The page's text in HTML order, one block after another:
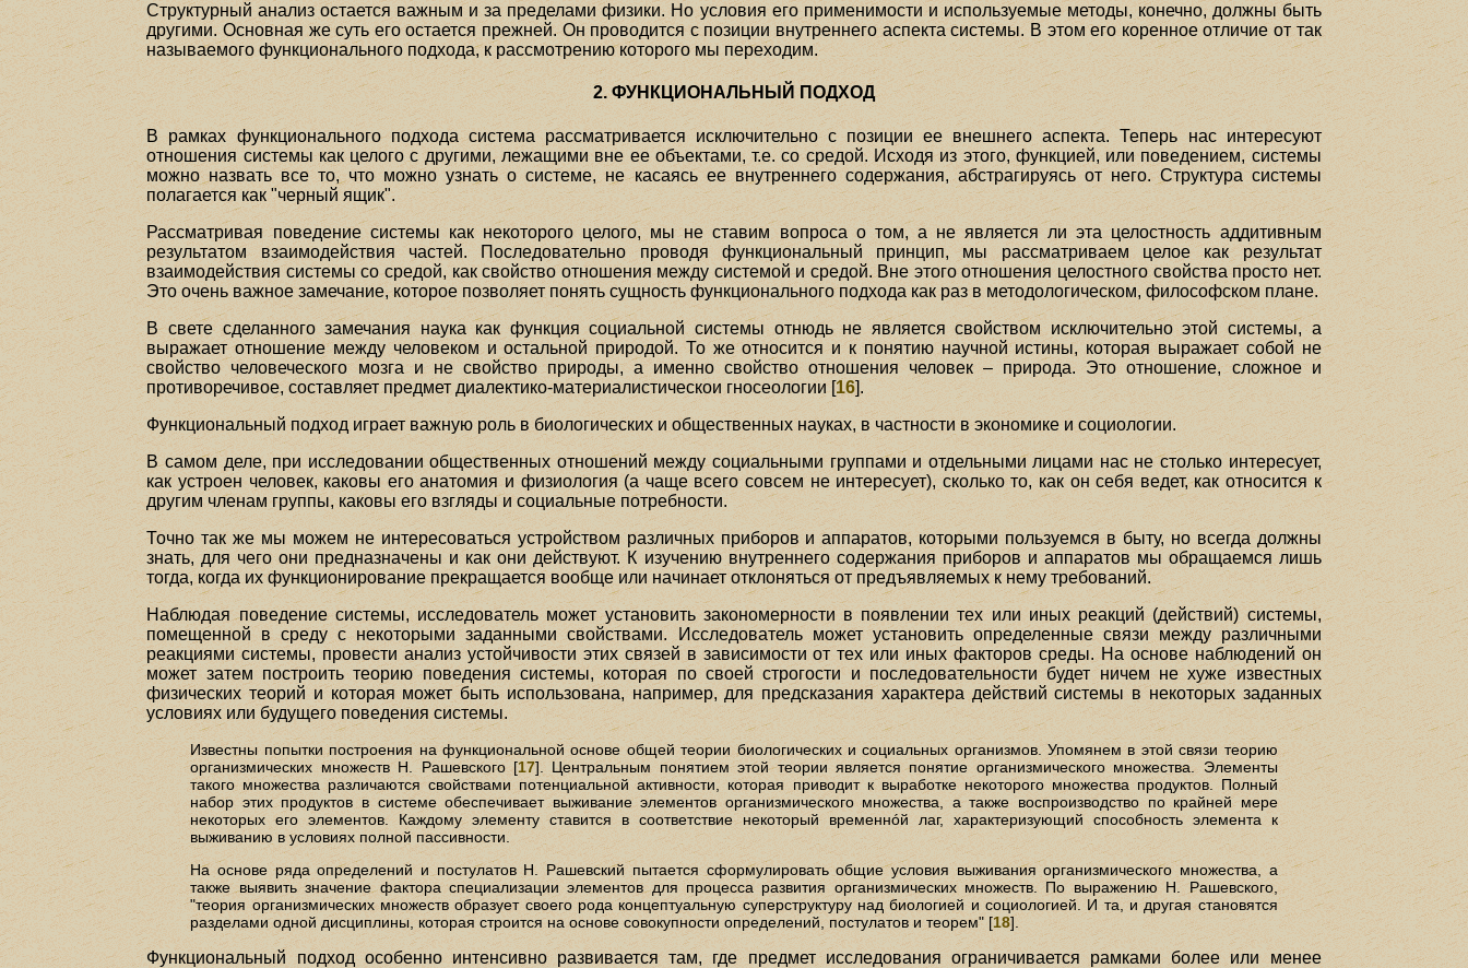
Структурный анализ остается важным и за пределами физики. Но условия его применимости и используемые методы, конечно, должны быть
другими. Основная же суть его остается прежней. Он проводится с позиции внутреннего аспекта системы. В этом его коренное отличие от так
называемого функционального подхода, к рассмотрению которого мы переходим.
2. ФУНКЦИОНАЛЬНЫЙ ПОДХОД
В рамках функционального подхода система рассматривается исключительно с позиции ее внешнего аспекта. Теперь нас интересуют
отношения системы как целого с другими, лежащими вне ее объектами, т.е. со средой. Исходя из этого, функцией, или поведением, системы
можно назвать все то, что можно узнать о системе, не касаясь ее внутреннего содержания, абстрагируясь от него. Структура системы
полагается как "черный ящик".
Рассматривая поведение системы как некоторого целого, мы не ставим вопроса о том, а не является ли эта целостность аддитивным
результатом взаимодействия частей. Последовательно проводя функциональный принцип, мы рассматриваем целое как результат
взаимодействия системы со средой, как свойство отношения между системой и средой. Вне этого отношения целостного свойства просто нет.
Это очень важное замечание, которое позволяет понять сущность функционального подхода как раз в методологическом, философском плане.
В свете сделанного замечания наука как функция социальной системы отнюдь не является свойством исключительно этой системы, а
выражает отношение между человеком и остальной природой. То же относится и к понятию научной истины, которая выражает собой не
свойство человеческого мозга и не свойство природы, а именно свойство отношения человек – природа. Это отношение, сложное и
противоречивое, составляет предмет диалектико-материалистическои гносеологии [16].
Функциональный подход играет важную роль в биологических и общественных науках, в частности в экономике и социологии.
В самом деле, при исследовании общественных отношений между социальными группами и отдельными лицами нас не столько интересует,
как устроен человек, каковы его анатомия и физиология (а чаще всего совсем не интересует), сколько то, как он себя ведет, как относится к
другим членам группы, каковы его взгляды и социальные потребности.
Точно так же мы можем не интересоваться устройством различных приборов и аппаратов, которыми пользуемся в быту, но всегда должны
знать, для чего они предназначены и как они действуют. К изучению внутреннего содержания приборов и аппаратов мы обращаемся лишь
тогда, когда их функционирование прекращается вообще или начинает отклоняться от предъявляемых к нему требований.
Наблюдая поведение системы, исследователь может установить закономерности в появлении тех или иных реакций (действий) системы,
помещенной в среду с некоторыми заданными свойствами. Исследователь может установить определенные связи между различными
реакциями системы, провести анализ устойчивости этих связей в зависимости от тех или иных факторов среды. На основе наблюдений он
может затем построить теорию поведения системы, которая по своей строгости и последовательности будет ничем не хуже известных
физических теорий и которая может быть использована, например, для предсказания характера действий системы в некоторых заданных
условиях или будущего поведения системы.
Известны попытки построения на функциональной основе общей теории биологических и социальных организмов. Упомянем в этой связи теорию
организмических множеств Н. Рашевского [17]. Центральным понятием этой теории является понятие организмического множества. Элементы
такого множества различаются свойствами потенциальной активности, которая приводит к выработке некоторого множества продуктов. Полный
набор этих продуктов в системе обеспечивает выживание элементов организмического множества, а также воспроизводство по крайней мере
некоторых его элементов. Каждому элементу ставится в соответствие некоторый временнóй лаг, характеризующий способность элемента к
выживанию в условиях полной пассивности.
На основе ряда определений и постулатов Н. Рашевский пытается сформулировать общие условия выживания организмического множества, а
также выявить значение фактора специализации элементов для процесса развития организмических множеств. По выражению Н. Рашевского,
"теория организмических множеств образует своего рода концептуальную суперструктуру над биологией и социологией. И та, и другая становятся
разделами одной дисциплины, которая строится на основе совокупности определений, постулатов и теорем" [18].
Функциональный подход особенно интенсивно развивается там, где предмет исследования ограничивается рамками более или менее